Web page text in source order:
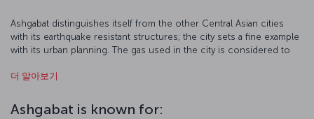
Ashgabat distinguishes itself from the other Central Asian cities
with its earthquake resistant structures; the city sets a fine example
with its urban planning. The gas used in the city is considered to
the air is incredibly fresh.
더 알아보기
Ashgabat is known for: